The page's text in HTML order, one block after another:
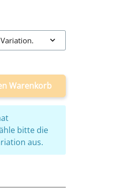
Warenkorb
bitte die
aus.